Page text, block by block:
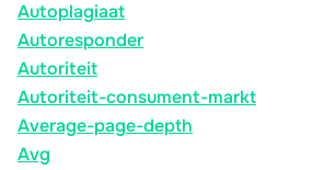
Autoplagiaat
Autoresponder
Autoriteit
Autoriteit-consument-markt
Average-page-depth
Avg